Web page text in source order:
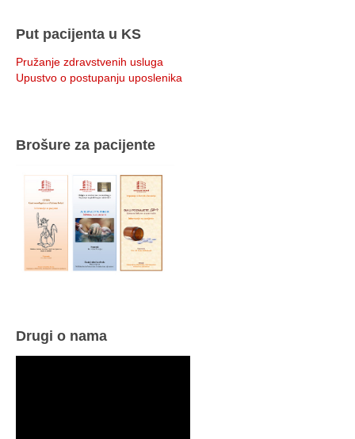
Put pacijenta u KS
Pružanje zdravstvenih usluga
Upustvo o postupanju uposlenika
Brošure za pacijente
Drugi o nama